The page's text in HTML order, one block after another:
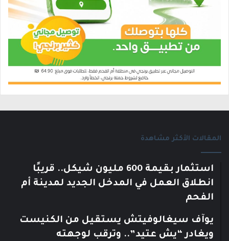
المقالات الأكثر مشاهدة
استثمار بقيمة 600 مليون شيكل.. قريبًا
انطلاق العمل في المدخل الجديد لمدينة أم
الفحم
يوآف سيغالوفيتش يستقيل من الكنيست
ويغادر “يش عتيد”.. وترقب لوجهته